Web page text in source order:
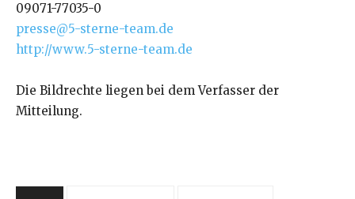
09071-77035-0
presse@5-sterne-team.de
http://www.5-sterne-team.de
Die Bildrechte liegen bei dem Verfasser der
Mitteilung.